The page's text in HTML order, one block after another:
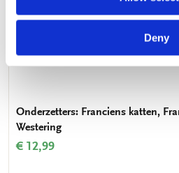
Deny
Onderzetters: Franciens katten,
Westering
€ 12,99